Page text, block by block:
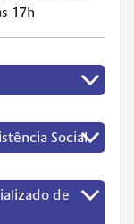
17h
Social
de